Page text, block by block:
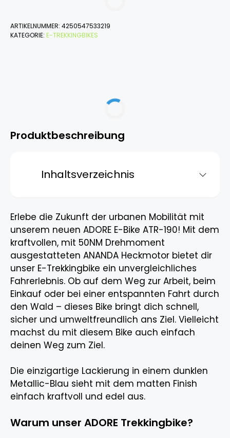
ARTIKELNUMMER: 4250547533219
KATEGORIE: E-TREKKINGBIKES
Produktbeschreibung
Inhaltsverzeichnis
Erlebe die Zukunft der urbanen Mobilität mit
unserem neuen ADORE E-Bike ATR-190! Mit dem
kraftvollen, mit 50NM Drehmoment
ausgestatteten ANANDA Heckmotor bietet dir
unser E-Trekkingbike ein unvergleichliches
Fahrerlebnis. Ob auf dem Weg zur Arbeit, beim
Einkauf oder bei einer entspannten Fahrt durch
den Wald – dieses Bike bringt dich schnell,
sicher und umweltfreundlich ans Ziel. Vielleicht
machst du mit diesem Bike auch einfach
deinen Weg zum Ziel.
Die einzigartige Lackierung in einem dunklen
Metallic-Blau sieht mit dem matten Finish
einfach kraftvoll und edel aus.
Warum unser ADORE Trekkingbike?